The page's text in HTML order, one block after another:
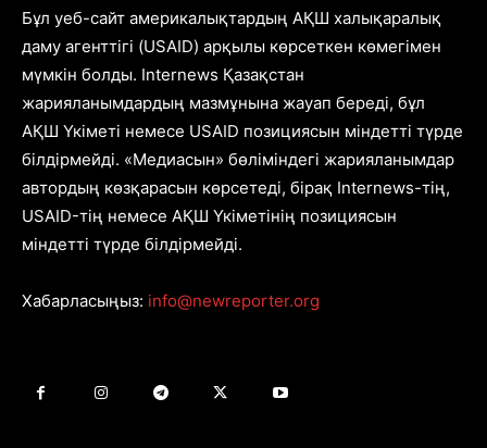
Бұл уеб-сайт америкалықтардың АҚШ халықаралық
даму агенттігі (USAID) арқылы көрсеткен көмегімен
мүмкін болды. Internews Қазақстан
жарияланымдардың мазмұнына жауап береді, бұл
АҚШ Үкіметі немесе USAID позициясын міндетті түрде
білдірмейді. «Медиасын» бөліміндегі жарияланымдар
автордың көзқарасын көрсетеді, бірақ Internews-тің,
USAID-тің немесе АҚШ Үкіметінің позициясын
міндетті түрде білдірмейді.
Хабарласыңыз: info@newreporter.org